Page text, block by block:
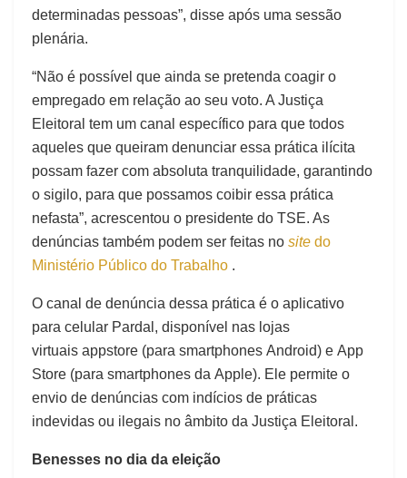
determinadas pessoas”, disse após uma sessão
plenária.
“Não é possível que ainda se pretenda coagir o
empregado em relação ao seu voto. A Justiça
Eleitoral tem um canal específico para que todos
aqueles que queiram denunciar essa prática ilícita
possam fazer com absoluta tranquilidade, garantindo
o sigilo, para que possamos coibir essa prática
nefasta”, acrescentou o presidente do TSE. As
denúncias também podem ser feitas no site do
Ministério Público do Trabalho .
O canal de denúncia dessa prática é o aplicativo
para celular Pardal, disponível nas lojas
virtuais appstore (para smartphones Android) e App
Store (para smartphones da Apple). Ele permite o
envio de denúncias com indícios de práticas
indevidas ou ilegais no âmbito da Justiça Eleitoral.
Benesses no dia da eleição